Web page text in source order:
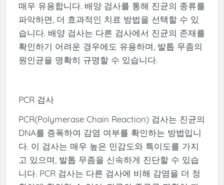
매우 유용합니다. 배양 검사를 통해 진균의 종류를
파악하면, 더 효과적인 치료 방법을 선택할 수 있
습니다. 배양 검사는 다른 검사에서 진균의 존재를
확인하기 어려운 경우에도 유용하며, 발톱 무좀의
원인균을 명확히 규명할 수 있습니다.
PCR 검사
PCR(Polymerase Chain Reaction) 검사는 진균의
DNA를 증폭하여 감염 여부를 확인하는 방법입니
다. 이 검사는 매우 높은 민감도와 특이도를 가지
고 있으며, 발톱 무좀을 신속하게 진단할 수 있습
니다. PCR 검사는 다른 검사에 비해 감염을 더 정